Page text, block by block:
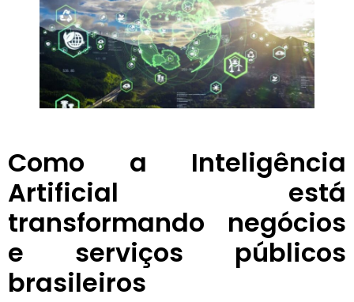
Como a Inteligência
Artificial está
transformando negócios
e serviços públicos
brasileiros